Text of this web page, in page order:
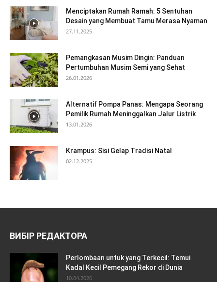
Menciptakan Rumah Ramah: 5 Sentuhan
Desain yang Membuat Tamu Merasa Nyaman
27.11.2025
Pemangkasan Musim Dingin: Panduan
Pertumbuhan Musim Semi yang Sehat
26.01.2026
Alternatif Pompa Panas: Mengapa Seorang
Pemilik Rumah Meninggalkan Jalur Listrik
13.01.2026
Krampus: Sisi Gelap Tradisi Natal
02.12.2025
ВИБІР РЕДАКТОРА
Perlombaan untuk yang Terkecil: Temui
Kadal Kecil Pemegang Rekor di Dunia
10.04.2026